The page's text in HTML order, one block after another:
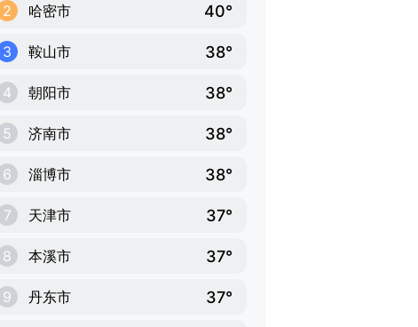
2 哈密市 40°
3 鞍山市 38°
4 朝阳市 38°
5 济南市 38°
6 淄博市 38°
7 天津市 37°
8 本溪市 37°
9 丹东市 37°